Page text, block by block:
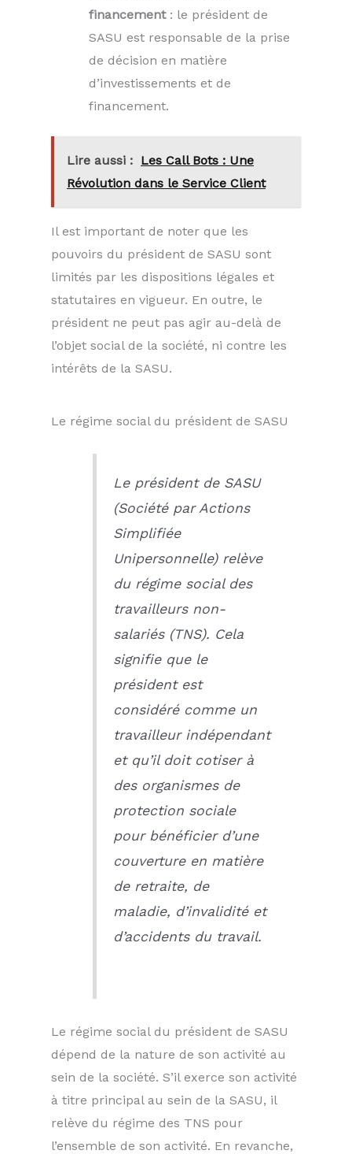
financement: le président de
SASU est responsable de la prise
de décision en matière
d’investissements et de
financement.
Lire aussi : Les Call Bots : Une
Révolution dans le Service Client
Il est important de noter que les
pouvoirs du président de SASU sont
limités par les dispositions légales et
statutaires en vigueur. En outre, le
président ne peut pas agir au-delà de
l’objet social de la société, ni contre les
intérêts de la SASU.
Le régime social du président de SASU
Le président de SASU
(Société par Actions
Simplifiée
Unipersonnelle) relève
du régime social des
travailleurs non-
salariés (TNS). Cela
signifie que le
président est
considéré comme un
travailleur indépendant
et qu’il doit cotiser à
des organismes de
protection sociale
pour bénéficier d’une
couverture en matière
de retraite, de
maladie, d’invalidité et
d’accidents du travail.
Le régime social du président de SASU
dépend de la nature de son activité au
sein de la société. S’il exerce son activité
à titre principal au sein de la SASU, il
relève du régime des TNS pour
l’ensemble de son activité. En revanche,